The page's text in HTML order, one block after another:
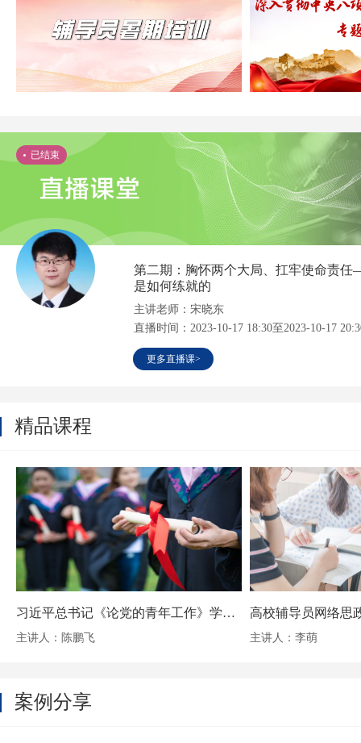
已结束
第二期：胸怀两个大局、扛牢使命责
是如何练就的
主讲老师：宋晓东
直播时间：2023-10-17 18:30至2023-10-17
更多直播课>
精品课程
习近平总书记《论党的青年工作》学习辅导
主讲人：陈鹏飞 主讲人：李萌
案例分享